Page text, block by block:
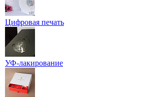
Цифровая печать
УФ-лакирование